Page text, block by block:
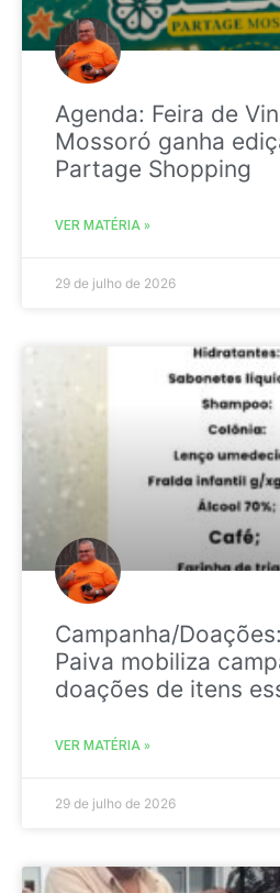
Agenda: Feira de
Mossoró ganha
Partage Shopping
VER MATÉRIA »
29 de julho de 2026
Campanha/
Paiva mobiliza
doações de itens
VER MATÉRIA »
29 de julho de 2026